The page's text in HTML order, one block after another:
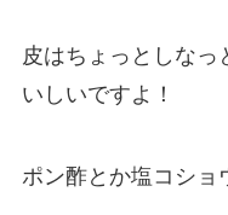
皮はちょっとしなっ
いしいですよ！
ポン酢とか塩コショ